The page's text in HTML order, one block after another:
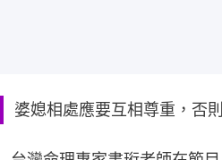
婆媳相處應要互相尊重，否